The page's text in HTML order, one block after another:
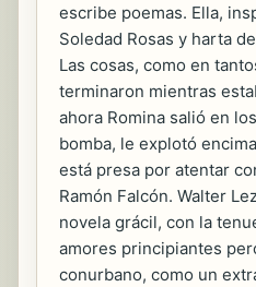
escribe poemas. Ella,
Soledad Rosas y harta
Las cosas, como en
terminaron mientras
ahora Romina salió en
bomba, le explotó
está presa por atentar
Ramón Falcón. Walter
novela grácil, con la
amores principiantes
conurbano, como un